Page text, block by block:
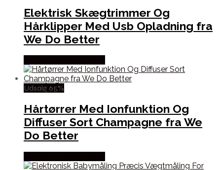
Elektrisk Skægtrimmer Og
Hårklipper Med Usb Opladning fra
We Do Better
Udsalg 65%
Hårtørrer Med Ionfunktion Og
Diffuser Sort Champagne fra We
Do Better